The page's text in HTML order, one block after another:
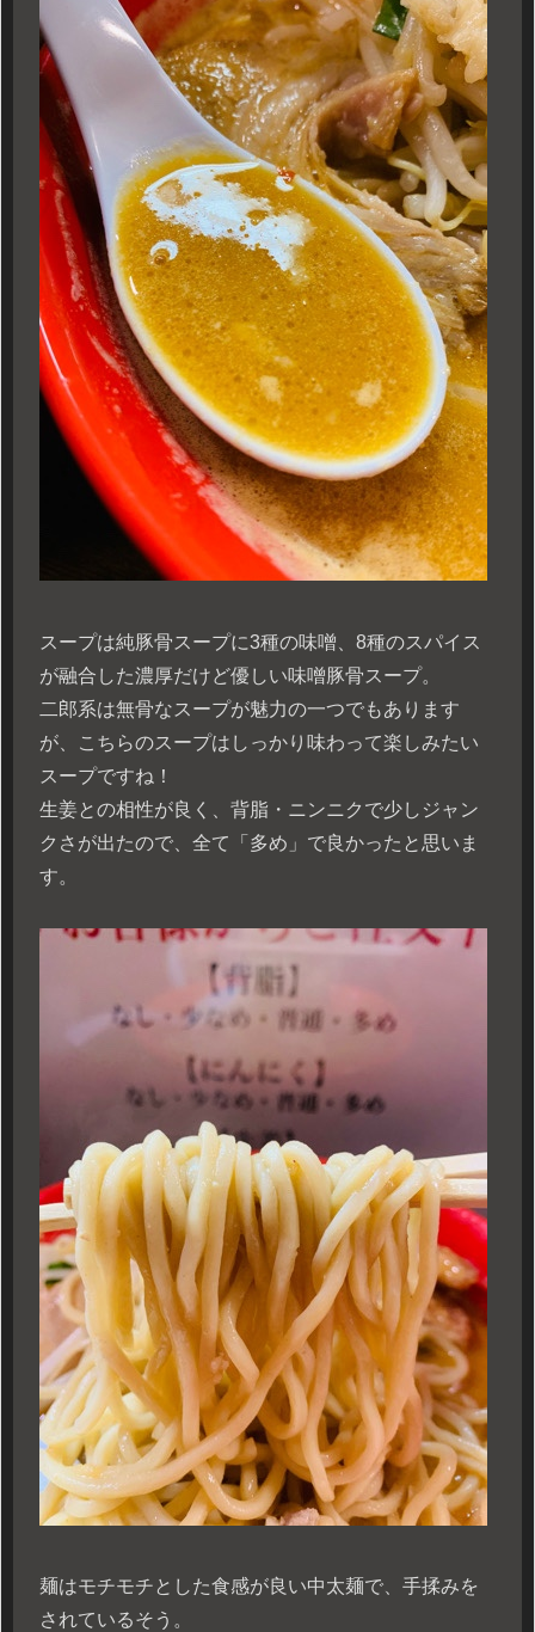
スープは純豚骨スープに3種の味噌、8種のスパイス
が融合した濃厚だけど優しい味噌豚骨スープ。
二郎系は無骨なスープが魅力の一つでもあります
が、こちらのスープはしっかり味わって楽しみたい
スープですね！
生姜との相性が良く、背脂・ニンニクで少しジャン
クさが出たので、全て「多め」で良かったと思いま
す。
麺はモチモチとした食感が良い中太麺で、手揉みを
されているそう。